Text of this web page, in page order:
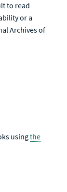
to read
or a
Archives of
usingthe